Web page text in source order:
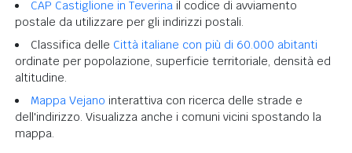
CAP Castiglione in Teverina il codice di avviamento
postale da utilizzare per gli indirizzi postali.
Classifica delle Città italiane con più di 60.000 abitanti
ordinate per popolazione, superficie territoriale, densità ed
altitudine.
Mappa Vejano interattiva con ricerca delle strade e
dell'indirizzo. Visualizza anche i comuni vicini spostando la
mappa.